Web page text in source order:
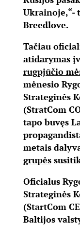
Ukrainoje,“-
Breedlove.
Tačiau
atidarymas
rugpjūčio
mėnesio
Strateginės
(StratCom
tapo buvęs
metais
grupės
Oficialus
Strateginės
(StartCom
Baltijos